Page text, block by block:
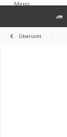
Menü
Übersicht